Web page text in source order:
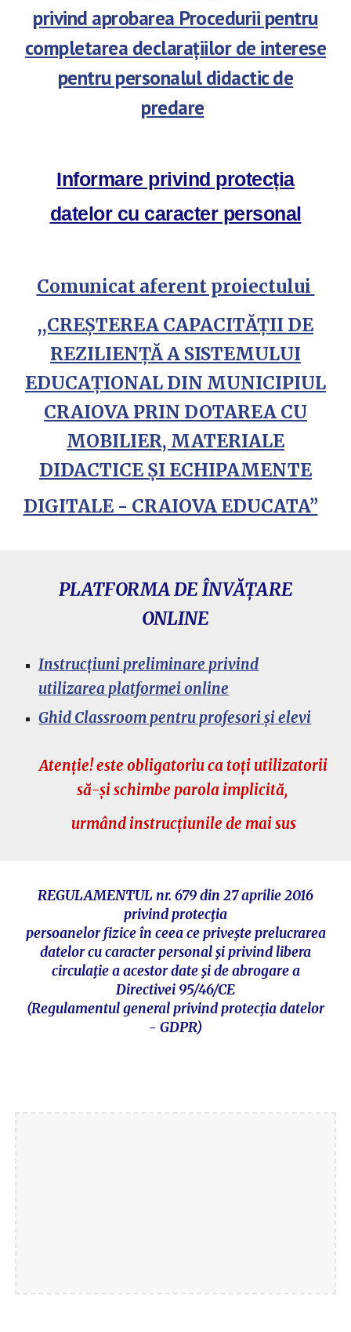
privind aprobarea Procedurii pentru
completarea declarațiilor de interese
pentru personalul didactic de
predare
Informare privind protecția
datelor cu caracter personal
Comunicat aferent proiectului
,,CREȘTEREA CAPACITĂȚII DE
REZILIENȚĂ A SISTEMULUI
EDUCAȚIONAL DIN MUNICIPIUL
CRAIOVA PRIN DOTAREA CU
MOBILIER, MATERIALE
DIDACTICE ȘI ECHIPAMENTE
DIGITALE - CRAIOVA EDUCATA’’
PLATFORMA DE ÎNVĂȚARE
ONLINE
Instrucțiuni preliminare privind
utilizarea platformei online
Ghid Classroom pentru profesori și elevi
Atenție! este obligatoriu ca toți utilizatorii
să-și schimbe parola implicită,
urmând instrucțiunile de mai sus
REGULAMENTUL nr. 679 din 27 aprilie 2016
privind protecţia
persoanelor fizice în ceea ce priveşte prelucrarea
datelor cu caracter personal şi privind libera
circulaţie a acestor date şi de abrogare a
Directivei 95/46/CE
(Regulamentul general privind protecţia datelor
- GDPR)